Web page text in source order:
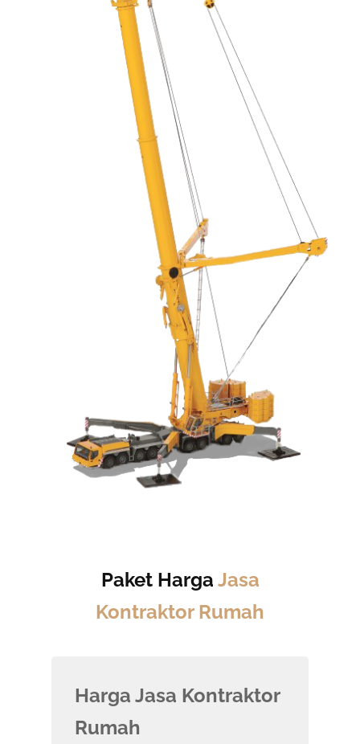
Paket Harga Jasa
Kontraktor Rumah
Harga Jasa Kontraktor
Rumah